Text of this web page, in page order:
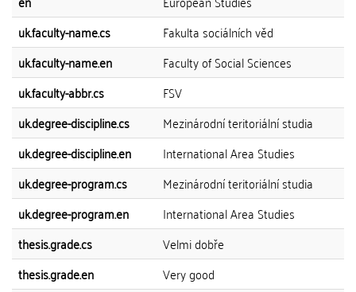
uk.faculty-name.cs
Fakulta sociálních věd
uk.faculty-name.en
Faculty of Social Sciences
uk.faculty-abbr.cs
FSV
uk.degree-discipline.cs
Mezinárodní teritoriální studia
uk.degree-discipline.en
International Area Studies
uk.degree-program.cs
Mezinárodní teritoriální studia
uk.degree-program.en
International Area Studies
thesis.grade.cs
Velmi dobře
thesis.grade.en
Very good